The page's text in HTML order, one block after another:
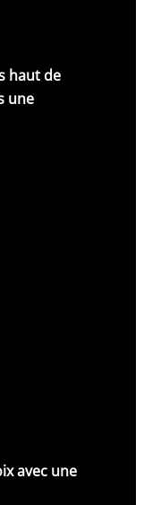
haut de
une
avec une